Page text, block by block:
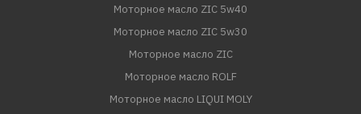
Моторное масло ZIC 5w40
Моторное масло ZIC 5w30
Моторное масло ZIC
Моторное масло ROLF
Моторное масло LIQUI MOLY